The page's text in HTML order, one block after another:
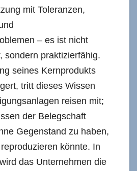
mit Toleranzen,
– es ist nicht
sondern praktizierfähig.
seines Kernprodukts
tritt dieses Wissen
reisen mit;
der Belegschaft
Gegenstand zu haben,
könnte. In
das Unternehmen die